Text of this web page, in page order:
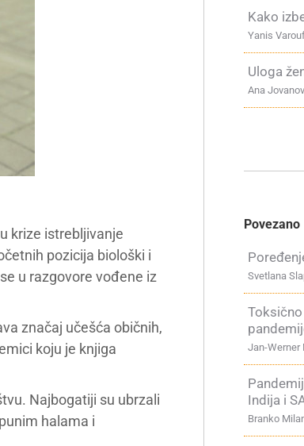
krize istrebljivanje
pozicija biološki i
u razgovore vođene iz
značaj učešća običnih,
koju je knjiga
Najbogatiji su ubrzali
halama i
Kako
Yanis
Uloga
Ana
Povezano
Svetlana
Jan-Werner
Indija i
Branko